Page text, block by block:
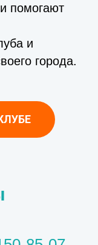
помогают
и
города.